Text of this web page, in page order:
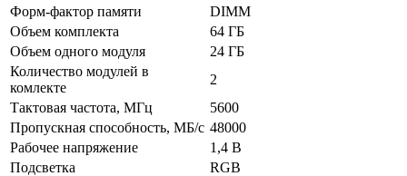
Форм-фактор памяти
DIMM
Объем комплекта
64 ГБ
Объем одного модуля
24 ГБ
Количество модулей в
комлекте
2
Тактовая частота, МГц
5600
Пропускная способность, МБ/с 48000
Рабочее напряжение
1,4 В
Подсветка
RGB